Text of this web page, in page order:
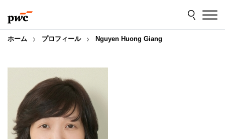
to
content
to
footer
ホーム プロフィール Nguyen Huong Giang